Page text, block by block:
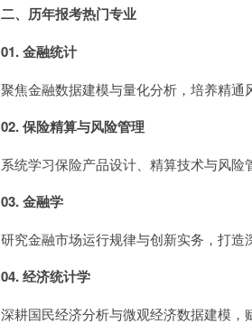
二、历年报考热门专业
01. 金融统计
聚焦金融数据建模与量化分析，培养精通
02. 保险精算与风险管理
系统学习保险产品设计、精算技术与风险
03. 金融学
研究金融市场运行规律与创新实务，打造
04. 经济统计学
深耕国民经济分析与微观经济数据建模，